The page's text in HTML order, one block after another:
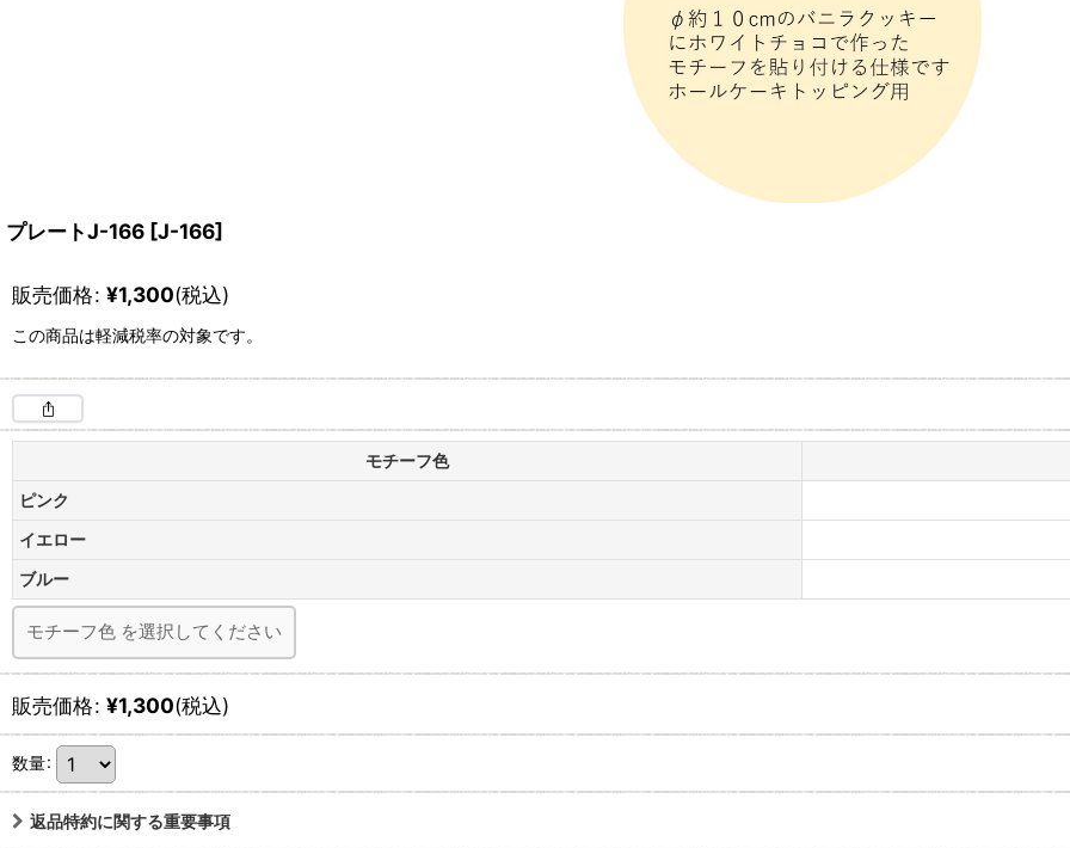
プレートJ-166 [J-166]
販売価格: ¥1,300(税込)
この商品は軽減税率の対象です。
モチーフ色
ピンク
イエロー
ブルー
モチーフ色 を選択してください
販売価格: ¥1,300(税込)
数量:
返品特約に関する重要事項